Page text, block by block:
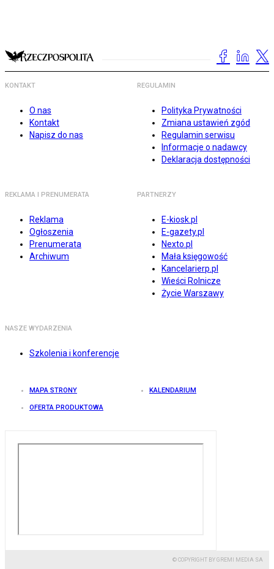
KONTAKT
O nas
Kontakt
Napisz do nas
REGULAMIN
Polityka Prywatności
Zmiana ustawień zgód
Regulamin serwisu
Informacje o nadawcy
Deklaracja dostępności
REKLAMA I PRENUMERATA
Reklama
Ogłoszenia
Prenumerata
Archiwum
PARTNERZY
E-kiosk.pl
E-gazety.pl
Nexto.pl
Mała księgowość
Kancelarierp.pl
Wieści Rolnicze
Życie Warszawy
NASZE WYDARZENIA
Szkolenia i konferencje
MAPA STRONY KALENDARIUM
OFERTA PRODUKTOWA
© COPYRIGHT BY GREMI MEDIA SA